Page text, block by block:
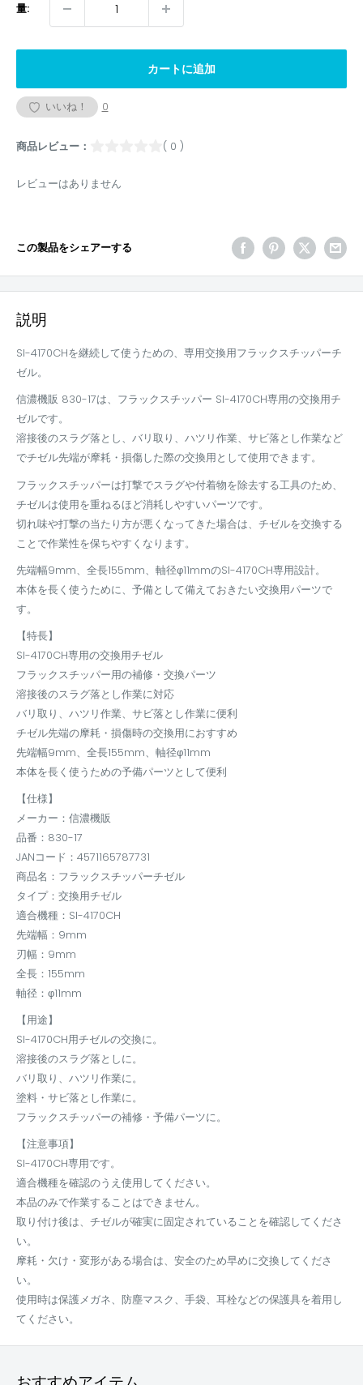
量:
カートに追加
いいね！ 0
商品レビュー： ( 0 )
レビューはありません
この製品をシェアーする
説明
SI-4170CHを継続して使うための、専用交換用フラックスチッパーチ
ゼル。
信濃機販 830-17は、フラックスチッパー SI-4170CH専用の交換用チ
ゼルです。
溶接後のスラグ落とし、バリ取り、ハツリ作業、サビ落とし作業など
でチゼル先端が摩耗・損傷した際の交換用として使用できます。
フラックスチッパーは打撃でスラグや付着物を除去する工具のため、
チゼルは使用を重ねるほど消耗しやすいパーツです。
切れ味や打撃の当たり方が悪くなってきた場合は、チゼルを交換する
ことで作業性を保ちやすくなります。
先端幅9mm、全長155mm、軸径φ11mmのSI-4170CH専用設計。
本体を長く使うために、予備として備えておきたい交換用パーツで
す。
【特長】
SI-4170CH専用の交換用チゼル
フラックスチッパー用の補修・交換パーツ
溶接後のスラグ落とし作業に対応
バリ取り、ハツリ作業、サビ落とし作業に便利
チゼル先端の摩耗・損傷時の交換用におすすめ
先端幅9mm、全長155mm、軸径φ11mm
本体を長く使うための予備パーツとして便利
【仕様】
メーカー：信濃機販
品番：830-17
JANコード：4571165787731
商品名：フラックスチッパーチゼル
タイプ：交換用チゼル
適合機種：SI-4170CH
先端幅：9mm
刃幅：9mm
全長：155mm
軸径：φ11mm
【用途】
SI-4170CH用チゼルの交換に。
溶接後のスラグ落としに。
バリ取り、ハツリ作業に。
塗料・サビ落とし作業に。
フラックスチッパーの補修・予備パーツに。
【注意事項】
SI-4170CH専用です。
適合機種を確認のうえ使用してください。
本品のみで作業することはできません。
取り付け後は、チゼルが確実に固定されていることを確認してくださ
い。
摩耗・欠け・変形がある場合は、安全のため早めに交換してくださ
い。
使用時は保護メガネ、防塵マスク、手袋、耳栓などの保護具を着用し
てください。